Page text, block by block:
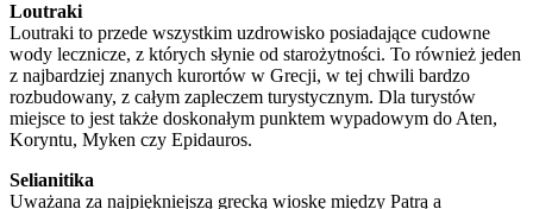
Loutraki
Loutraki to przede wszystkim uzdrowisko posiadające cudowne
wody lecznicze, z których słynie od starożytności. To również jeden
z najbardziej znanych kurortów w Grecji, w tej chwili bardzo
rozbudowany, z całym zapleczem turystycznym. Dla turystów
miejsce to jest także doskonałym punktem wypadowym do Aten,
Koryntu, Myken czy Epidauros.
Selianitika
Uważana za najpiękniejszą grecką wioskę między Patrą a